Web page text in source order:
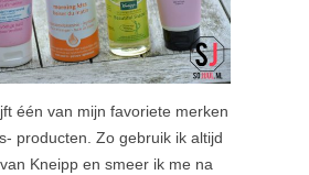
één van mijn favoriete merken
producten. Zo gebruik ik altijd
Kneipp en smeer ik me na